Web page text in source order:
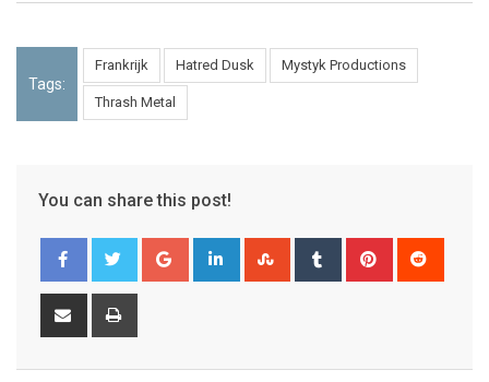
Tags:
Frankrijk Hatred Dusk Mystyk Productions
Thrash Metal
You can share this post!